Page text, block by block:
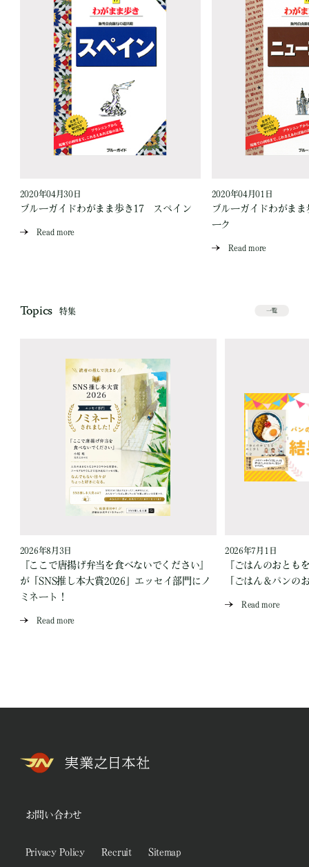
2020年04月30日
ブルーガイドわがまま歩き17 スペイン
Read more
2020年04月01日
ブルーガイドわがま
ーク
Read more
Topics 特集 一覧
2026年8月3日
『ここで唐揚げ弁当を食べないでください』
が「SNS推し本大賞2026」エッセイ部門にノ
ミネート！
Read more
2026年7月1日
『ごはんのおとも
「ごはん＆パンの
Read more
お問い合わせ
Privacy Policy Recruit Sitemap